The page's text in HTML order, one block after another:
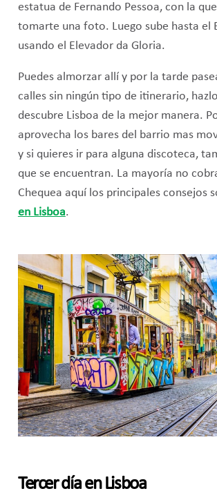
estatua de Fernando Pessoa, con la
tomarte una foto. Luego sube hasta el
usando el Elevador da Gloria.
Puedes almorzar allí y por la tarde
calles sin ningún tipo de itinerario,
descubre Lisboa de la mejor manera.
aprovecha los bares del barrio mas
y si quieres ir para alguna discoteca,
que se encuentran. La mayoría no
Chequea aquí los principales consejos
en Lisboa.
Tercer día en Lisboa